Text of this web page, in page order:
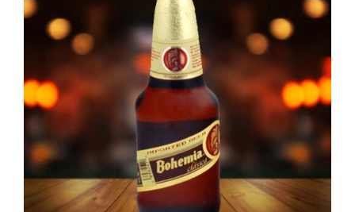
PEDIR AHORA
/
DETAILS